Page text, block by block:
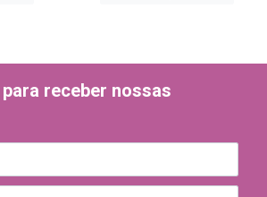
receber nossas